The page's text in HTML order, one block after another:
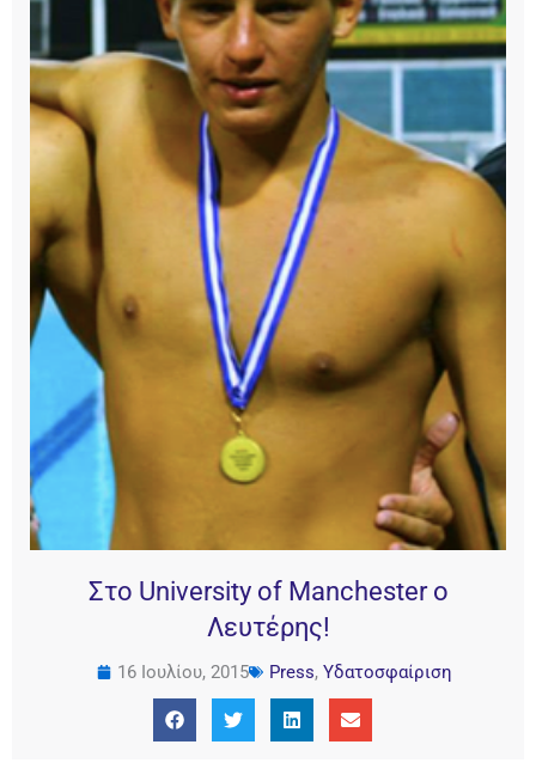
Στο University of Manchester ο
Λευτέρης!
16 Ιουλίου, 2015 Press, Υδατοσφαίριση